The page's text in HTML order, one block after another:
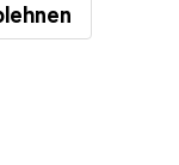
Mehr sehen